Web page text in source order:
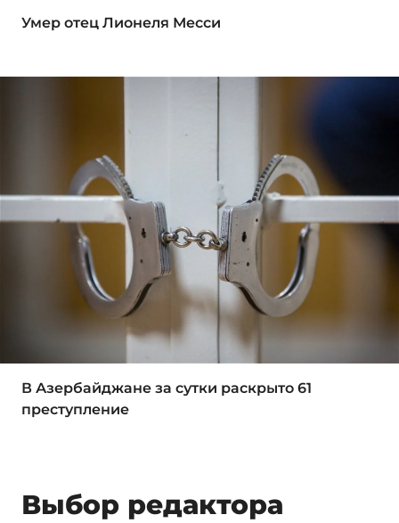
Умер отец Лионеля Месси
В Азербайджане за сутки раскрыто 61
преступление
Выбор редактора